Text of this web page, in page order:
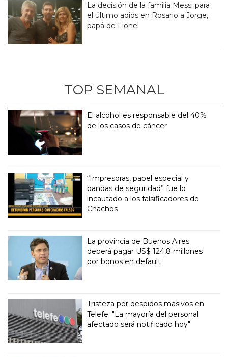
La decisión de la familia Messi para
el último adiós en Rosario a Jorge,
papá de Lionel
TOP SEMANAL
El alcohol es responsable del 40%
de los casos de cáncer
“Impresoras, papel especial y
bandas de seguridad” fue lo
incautado a los falsificadores de
Chachos
La provincia de Buenos Aires
deberá pagar US$ 124,8 millones
por bonos en default
Tristeza por despidos masivos en
Telefe: "La mayoría del personal
afectado será notificado hoy"